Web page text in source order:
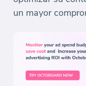
un mayor